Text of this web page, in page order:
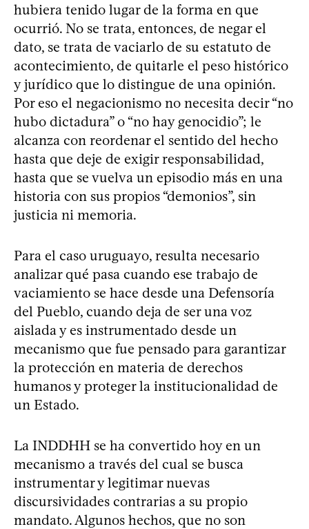
hubiera tenido lugar de la forma en que
ocurrió. No se trata, entonces, de negar el
dato, se trata de vaciarlo de su estatuto de
acontecimiento, de quitarle el peso histórico
y jurídico que lo distingue de una opinión.
Por eso el negacionismo no necesita decir “no
hubo dictadura” o “no hay genocidio”; le
alcanza con reordenar el sentido del hecho
hasta que deje de exigir responsabilidad,
hasta que se vuelva un episodio más en una
historia con sus propios “demonios”, sin
justicia ni memoria.
Para el caso uruguayo, resulta necesario
analizar qué pasa cuando ese trabajo de
vaciamiento se hace desde una Defensoría
del Pueblo, cuando deja de ser una voz
aislada y es instrumentado desde un
mecanismo que fue pensado para garantizar
la protección en materia de derechos
humanos y proteger la institucionalidad de
un Estado.
La INDDHH se ha convertido hoy en un
mecanismo a través del cual se busca
instrumentar y legitimar nuevas
discursividades contrarias a su propio
mandato. Algunos hechos, que no son